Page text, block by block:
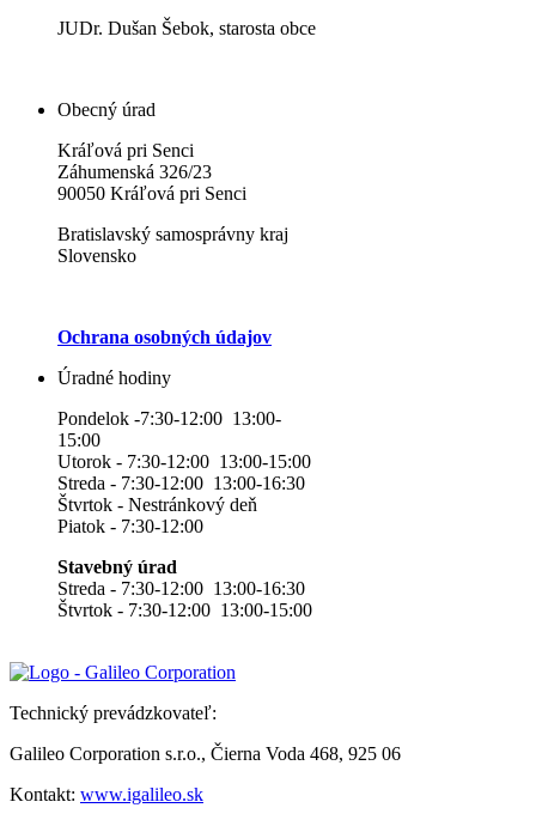
JUDr. Dušan Šebok, starosta obce
Obecný úrad
Kráľová pri Senci
Záhumenská 326/23
90050 Kráľová pri Senci
Bratislavský samosprávny kraj
Slovensko
Ochrana osobných údajov
Úradné hodiny
Pondelok -7:30-12:00 13:00-
15:00
Utorok - 7:30-12:00 13:00-15:00
Streda - 7:30-12:00 13:00-16:30
Štvrtok - Nestránkový deň
Piatok - 7:30-12:00
Stavebný úrad
Streda - 7:30-12:00 13:00-16:30
Štvrtok - 7:30-12:00 13:00-15:00
Technický prevádzkovateľ:
Galileo Corporation s.r.o., Čierna Voda 468, 925 06
Kontakt: www.igalileo.sk